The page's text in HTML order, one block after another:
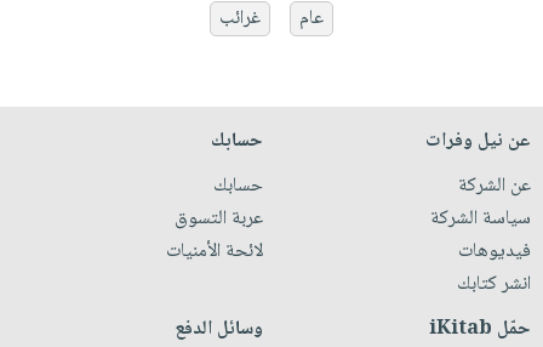
عام
غرائب
عن نيل وفرات
عن الشركة
سياسة الشركة
فيديوهات
انشر كتابك
حسابك
حسابك
عربة التسوق
لائحة الأمنيات
حمّل iKitab وسائل الدفع